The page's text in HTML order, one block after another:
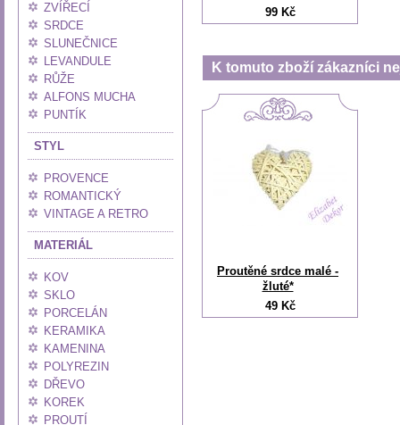
ZVÍŘECÍ
SRDCE
SLUNEČNICE
LEVANDULE
RŮŽE
ALFONS MUCHA
PUNTÍK
STYL
PROVENCE
ROMANTICKÝ
VINTAGE A RETRO
MATERIÁL
KOV
SKLO
PORCELÁN
KERAMIKA
KAMENINA
POLYREZIN
DŘEVO
KOREK
PROUTÍ
99 Kč
K tomuto zboží zákazníci
Proutěné srdce malé -
žluté*
49 Kč